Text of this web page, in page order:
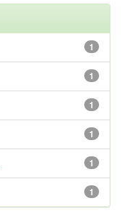
1
1
1
1
1
1